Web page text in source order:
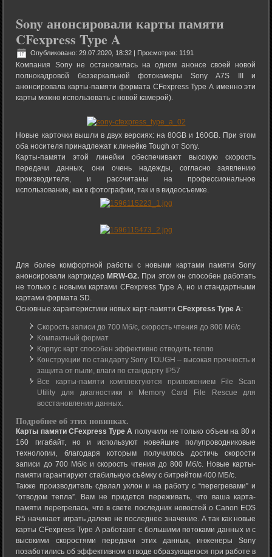
Sony анонсировали карты памяти
CFexpress Type A
Опубликовано: 29.07.2020, 18:32 | Просмотров: 1191
Компания Sony не остановилась на одном анонсе своей новой
полнокадровой беззеркальной фотокамеры Sony A7S III и
анонсировала карты-памяти формата CFexpress Type A именно эти
карты можно использовать с новой камерой).
Новые карточки вышли в двух версиях: на 80GB и 160GB. При этом
оба носителя принадлежат к линейке Tough от Sony.
Карты-памяти этой линейки обеспечивают высокую скорость
передачи данных, они очень надежды, согласно заявлению
производителя, и рассчитаны на профессиональное
использование, как в фотографии, так и в видеосъемке.
Для более комфортной работы с новыми картами памяти Sony
анонсировали картридер MRW-G2. При этом он способен работать
не только с новыми картами CFexpress Type A, но и стандартными
картами формата SD.
Основные характеристики новых карт-памятиCFexpress Type A:
Скорость записи до 700 Мб/с, скорость чтения до 800 Мб/с
Компактный формат
Корпус карт способен эффективно отводить тепло
Конструкции по стандарту Sony TOUGH – высокая прочность и
защита от пыли, влаги по стандарту IP57
Все карты-памяти комплектуются приложением File Scan
Utility для диагностики и Memory Card File Rescue для
восстановления данных.
Подробнее об этих новинках.
Карты памяти CFexpress Type A получили не только объем на 80 и
160 гигабайт, но и используют новейшие полупроводниковые
технологии, благодаря которым получилось достичь скорости
записи до 700 Mб/с и скорость чтения до 800 Mб/с. Новые карты-
памяти гарантируют стабильную съёмку с битрейтом 400 MБ/с.
Также производитель сделал уклон и на работу с “перегревами” и
“отводом тепла”. Вам не придется переживать, что ваша карта-
памяти перегрелась, что в свете последних новостей о Canon EOS
R5 начинает играть далеко не последнее значение. А так как новые
карты CFexpress Type A работают с большими потоками данных и с
высокими скоростями передачи этих данных, инженеры Sony
позаботились об эффективном отводе образующегося при работе в